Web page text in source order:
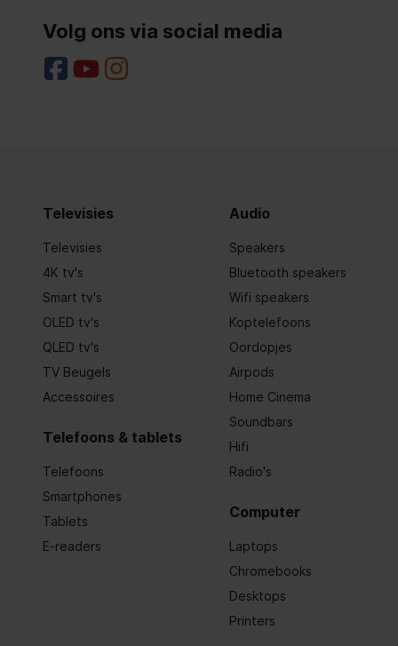
Capaciteit telefoonboek
Aantal items in belgeschiedenis
VIP-groep met eigen melodie
Beheerfuncties
Wekker
Oproep-management
Volg ons via social media
Televisies
Televisies
4K tv's
Smart tv's
OLED tv's
QLED tv's
TV Beugels
Accessoires
Telefoons & tablets
Telefoons
Smartphones
Tablets
E-readers
Audio
Speakers
Bluetooth speakers
Wifi speakers
Koptelefoons
Oordopjes
Airpods
Home Cinema
Soundbars
Hifi
Radio's
Computer
Laptops
Chromebooks
Desktops
Printers